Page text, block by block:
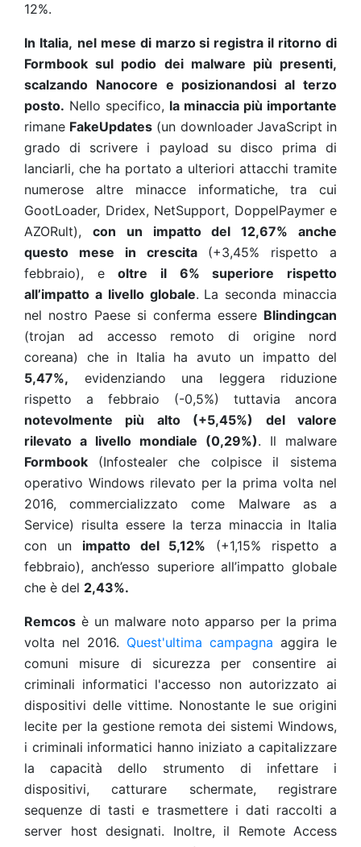
12%.
In Italia, nel mese di marzosi registra il ritorno di
Formbook sul podio dei malware più presenti,
scalzando Nanocore e posizionandosi al terzo
posto. Nello specifico, la minaccia più importante
rimane FakeUpdates (un downloader JavaScript in
grado di scrivere i payload su disco prima di
lanciarli, che ha portato a ulteriori attacchi tramite
numerose altre minacce informatiche, tra cui
GootLoader, Dridex, NetSupport, DoppelPaymer e
AZORult), con un impatto del12,67% anche
questo mese in crescita (+3,45% rispetto a
febbraio), eoltre il 6% superiore rispetto
all’impatto a livello globale. La seconda minaccia
nel nostro Paese si conferma essere Blindingcan
(trojan ad accesso remoto di origine nord
coreana) che in Italia ha avuto un impatto del
5,47%, evidenziando una leggera riduzione
rispetto a febbraio (-0,5%) tuttavia ancora
notevolmente più alto (+5,45%) del valore
rilevato a livello mondiale (0,29%). Il malware
Formbook (Infostealer che colpisce il sistema
operativo Windows rilevato per la prima volta nel
2016, commercializzato come Malware as a
Service) risulta essere la terza minaccia in Italia
con un impatto del 5,12% (+1,15% rispetto a
febbraio), anch’esso superiore all’impatto globale
che è del 2,43%.
Remcos è un malware noto apparso per la prima
volta nel 2016. Quest'ultima campagna aggira le
comuni misure di sicurezza per consentire ai
criminali informatici l'accesso non autorizzato ai
dispositivi delle vittime. Nonostante le sue origini
lecite per la gestione remota dei sistemi Windows,
i criminali informatici hanno iniziato a capitalizzare
la capacità dello strumento di infettare i
dispositivi, catturare schermate, registrare
sequenze di tasti e trasmettere i dati raccolti a
server host designati. Inoltre, il Remote Access